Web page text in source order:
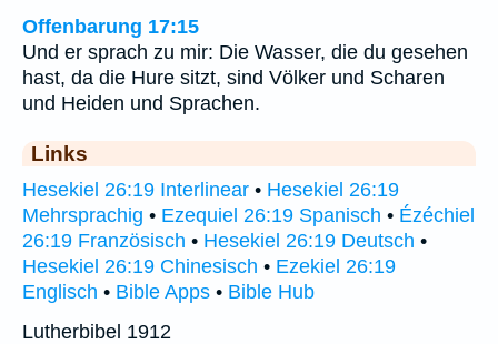
Offenbarung 17:15
Und er sprach zu mir: Die Wasser, die du gesehen
hast, da die Hure sitzt, sind Völker und Scharen
und Heiden und Sprachen.
Links
Hesekiel 26:19 Interlinear • Hesekiel 26:19
Mehrsprachig • Ezequiel 26:19 Spanisch • Ézéchiel
26:19 Französisch • Hesekiel 26:19 Deutsch •
Hesekiel 26:19 Chinesisch • Ezekiel 26:19
Englisch • Bible Apps • Bible Hub
Lutherbibel 1912